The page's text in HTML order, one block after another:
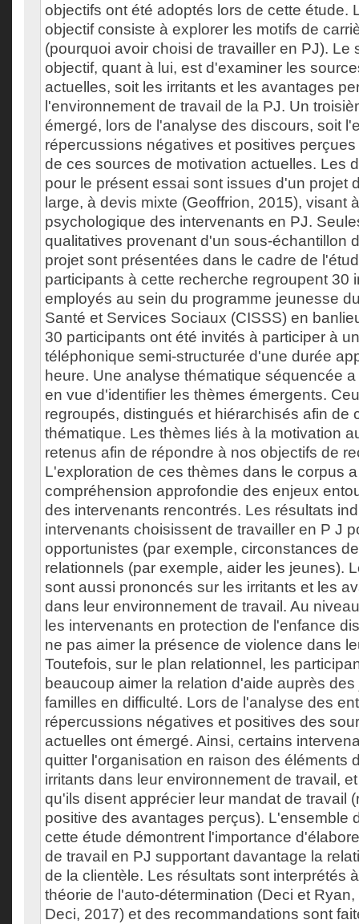
objectifs ont été adoptés lors de cette étude.
objectif consiste à explorer les motifs de
(pourquoi avoir choisi de travailler en PJ). Le
objectif, quant à lui, est d'examiner les
actuelles, soit les irritants et les avantages
l'environnement de travail de la PJ. Un
émergé, lors de l'analyse des discours, soit
répercussions négatives et positives
de ces sources de motivation actuelles. Les
pour le présent essai sont issues d'un projet
large, à devis mixte (Geoffrion, 2015), visant
psychologique des intervenants en PJ.
qualitatives provenant d'un sous-échantillon
projet sont présentées dans le cadre de
participants à cette recherche regroupent 30
employés au sein du programme jeunesse
Santé et Services Sociaux (CISSS) en
30 participants ont été invités à participer à
téléphonique semi-structurée d'une durée
heure. Une analyse thématique séquencée
en vue d'identifier les thèmes émergents.
regroupés, distingués et hiérarchisés afin de
thématique. Les thèmes liés à la motivation
retenus afin de répondre à nos objectifs de
L'exploration de ces thèmes dans le corpus
compréhension approfondie des enjeux
des intervenants rencontrés. Les résultats
intervenants choisissent de travailler en P J
opportunistes (par exemple, circonstances
relationnels (par exemple, aider les jeunes).
sont aussi prononcés sur les irritants et les
dans leur environnement de travail. Au
les intervenants en protection de l'enfance
ne pas aimer la présence de violence dans
Toutefois, sur le plan relationnel, les
beaucoup aimer la relation d'aide auprès
familles en difficulté. Lors de l'analyse des
répercussions négatives et positives des
actuelles ont émergé. Ainsi, certains
quitter l'organisation en raison des éléments
irritants dans leur environnement de travail,
qu'ils disent apprécier leur mandat de travail
positive des avantages perçus). L'ensemble
cette étude démontrent l'importance
de travail en PJ supportant davantage la
de la clientèle. Les résultats sont interprétés
théorie de l'auto-détermination (Deci et
Deci, 2017) et des recommandations sont